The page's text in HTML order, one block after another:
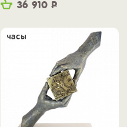
36 910 Р